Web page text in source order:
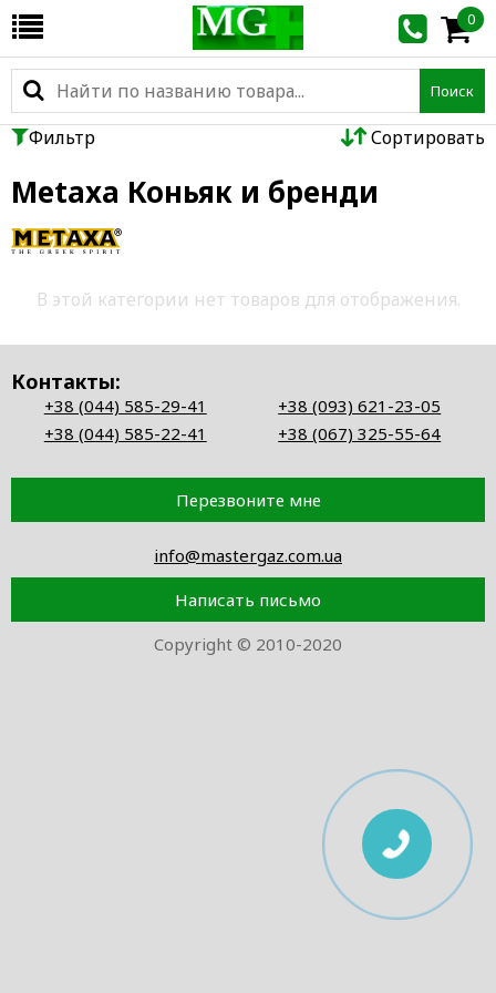
0
Поиск
Metaxa Коньяк и бренди
Фильтр Сортировать
В этой категории нет товаров для отображения.
Контакты:
+38 (044) 585-29-41
+38 (093) 621-23-05
+38 (044) 585-22-41
+38 (067) 325-55-64
Перезвоните мне
info@mastergaz.com.ua
Написать письмо
Copyright © 2010-2020